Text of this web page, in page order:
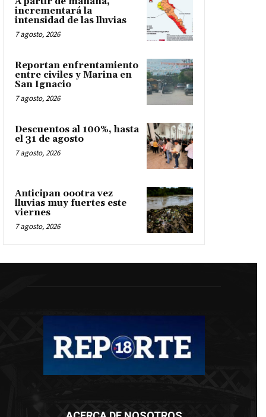
incrementará la
intensidad de las lluvias
7 agosto, 2026
Reportan enfrentamiento
entre civiles y Marina en
San Ignacio
7 agosto, 2026
Descuentos al 100%, hasta
el 31 de agosto
7 agosto, 2026
Anticipan oootra vez
lluvias muy fuertes este
viernes
7 agosto, 2026